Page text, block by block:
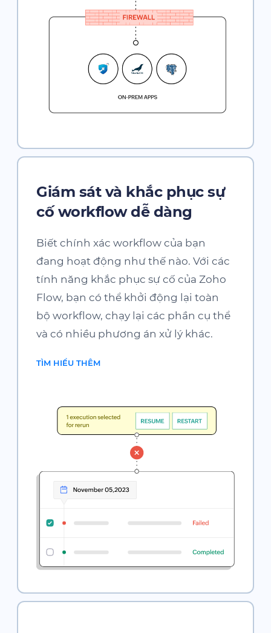
Giám sát và khắc phục sự
cố workflow dễ dàng
Biết chính xác workflow của bạn
đang hoạt động như thế nào. Với các
tính năng khắc phục sự cố củaZoho
Flow, bạn có thể khởi động lại toàn
bộ workflow, chạy lại các phần cụ thể
và có nhiều phương án xử lý khác.
TÌM HIỂU THÊM